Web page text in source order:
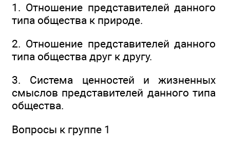
1. Отношение представителей данного
типа общества к природе.
2. Отношение представителей данного
типа общества друг к другу.
3. Система ценностей и жизненных
смыслов представителей данного типа
общества.
Вопросы к группе 1